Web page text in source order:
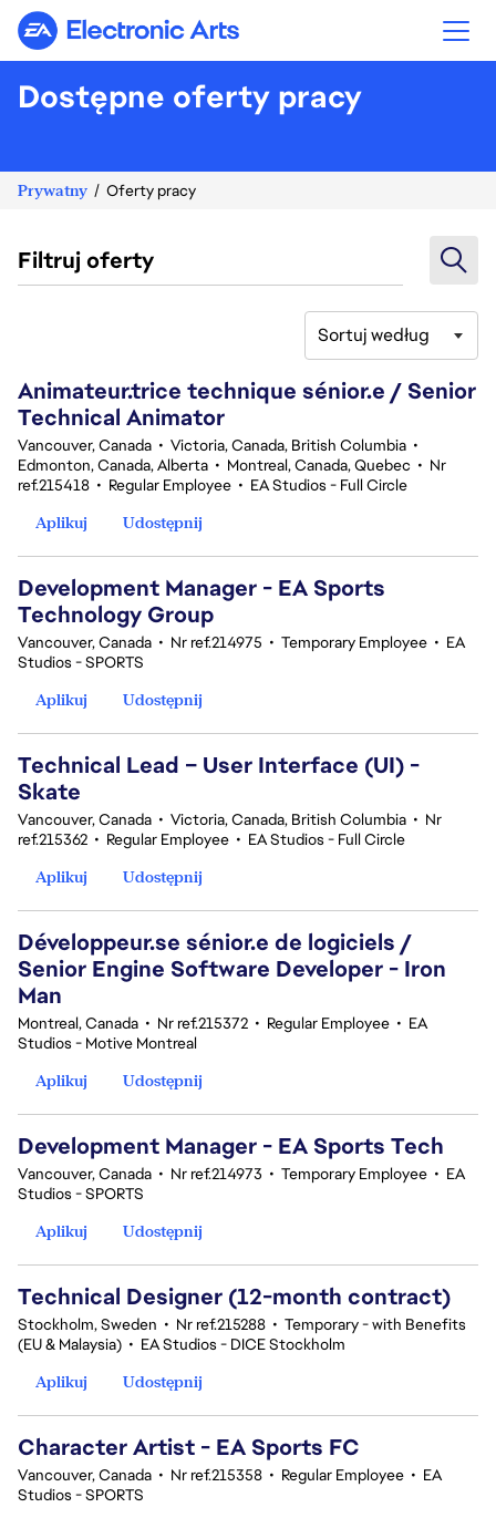
Electronic Arts
Dostępne oferty pracy
Prywatny Oferty pracy
Filtruj oferty
Sortuj według
Animateur.trice technique sénior.e / Senior
Technical Animator
Vancouver, Canada • Victoria, Canada, British Columbia •
Edmonton, Canada, Alberta • Montreal, Canada, Quebec • Nr
ref.215418 • Regular Employee • EA Studios - Full Circle
Aplikuj
Udostępnij
Development Manager - EA Sports
Technology Group
Vancouver, Canada • Nr ref.214975 • Temporary Employee • EA
Studios - SPORTS
Aplikuj
Udostępnij
Technical Lead – User Interface (UI) -
Skate
Vancouver, Canada • Victoria, Canada, British Columbia • Nr
ref.215362 • Regular Employee • EA Studios - Full Circle
Aplikuj
Udostępnij
Développeur.se sénior.e de logiciels /
Senior Engine Software Developer - Iron
Man
Montreal, Canada • Nr ref.215372 • Regular Employee • EA
Studios - Motive Montreal
Aplikuj
Udostępnij
Development Manager - EA Sports Tech
Vancouver, Canada • Nr ref.214973 • Temporary Employee • EA
Studios - SPORTS
Aplikuj
Udostępnij
Technical Designer (12-month contract)
Stockholm, Sweden • Nr ref.215288 • Temporary - with Benefits
(EU & Malaysia) • EA Studios - DICE Stockholm
Aplikuj
Udostępnij
Character Artist - EA Sports FC
Vancouver, Canada • Nr ref.215358 • Regular Employee • EA
Studios - SPORTS